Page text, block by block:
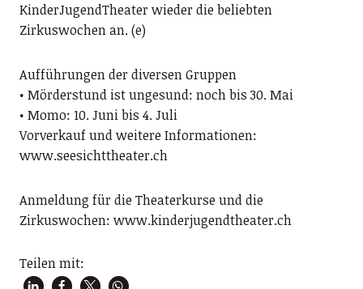
KinderJugendTheater wieder die beliebten
Zirkuswochen an. (e)
Aufführungen der diversen Gruppen
• Mörderstund ist ungesund: noch bis 30. Mai
• Momo: 10. Juni bis 4. Juli
Vorverkauf und weitere Informationen:
www.seesichttheater.ch
Anmeldung für die Theaterkurse und die
Zirkuswochen: www.kinderjugendtheater.ch
Teilen mit: